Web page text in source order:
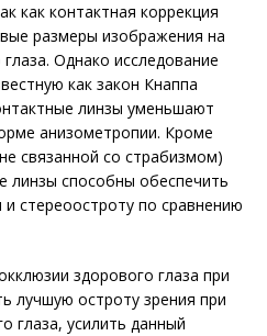
как контактная коррекция
размеры изображения на
Однако исследование
как закон Кнаппа
линзы уменьшают
анизометропии. Кроме
связанной со страбизмом)
линзы способны обеспечить
стерео­остроту по сравнению
здорового глаза при
лучшую остроту зрения при
глаза, усилить данный